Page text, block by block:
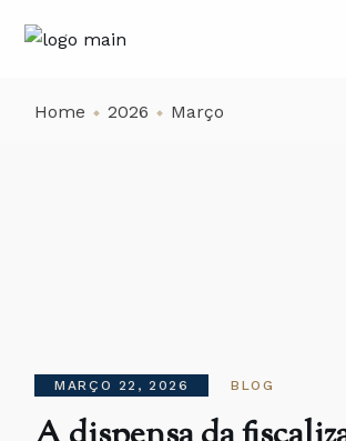
the
Home 2026 Março
MARÇO 22, 2026 BLOG